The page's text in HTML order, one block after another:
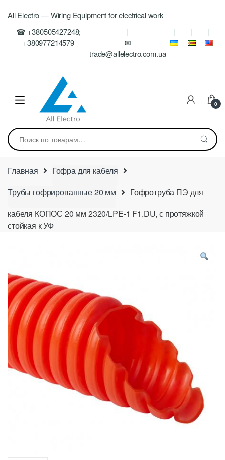
navigation
content
All Electro — Wiring Equipment for electrical work
☎ +380505427248;
+380977214579
✉
trade@allelectro.com.ua
0
Искать:
Главная
Гофра для кабеля
Трубы гофрированные 20 мм
Гофротруба ПЭ для
кабеля КОПОС 20 мм 2320/LPE-1 F1.DU, с протяжкой
стойкая к УФ